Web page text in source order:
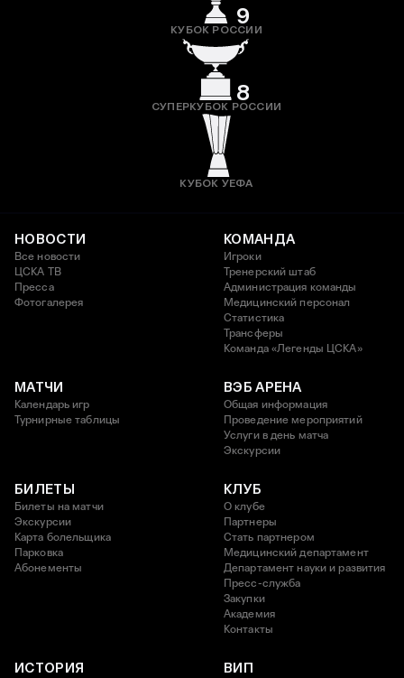
9
КУБОК РОССИИ
8
СУПЕРКУБОК РОССИИ
КУБОК УЕФА
НОВОСТИ
Все новости
ЦСКА ТВ
Пресса
Фотогалерея
КОМАНДА
Игроки
Тренерский штаб
Администрация команды
Медицинский персонал
Статистика
Трансферы
Команда «Легенды ЦСКА»
МАТЧИ
Календарь игр
Турнирные таблицы
ВЭБ АРЕНА
Общая информация
Проведение мероприятий
Услуги в день матча
Экскурсии
БИЛЕТЫ
Билеты на матчи
Экскурсии
Карта болельщика
Парковка
Абонементы
КЛУБ
О клубе
Партнеры
Стать партнером
Медицинский департамент
Департамент науки и развития
Пресс-служба
Закупки
Академия
Контакты
ИСТОРИЯ ВИП